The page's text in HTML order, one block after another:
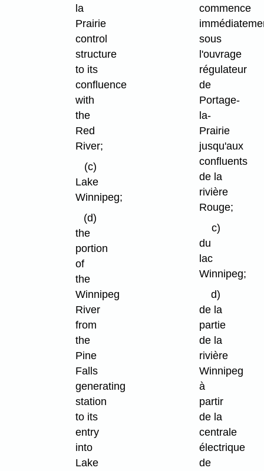
la
Prairie
control
structure
to its
confluence
with
the
Red
River;
(c)
Lake
Winnipeg;
(d)
the
portion
of
the
Winnipeg
River
from
the
Pine
Falls
generating
station
to its
entry
into
Lake
commence
sous
l'ouvrage
régulateur
de
Portage-
la-
Prairie
jusqu'aux
confluents
de la
rivière
Rouge;
c)
du
lac
Winnipeg;
d)
de la
partie
de la
rivière
Winnipeg
à
partir
de la
centrale
électrique
de